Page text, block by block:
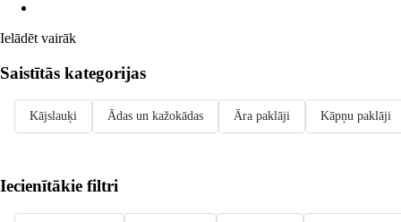
Ielādēt vairāk
Saistītās kategorijas
Kājslauķi Ādas un kažokādas Āra paklāji Kāpņu paklāji
Iecienītākie filtri